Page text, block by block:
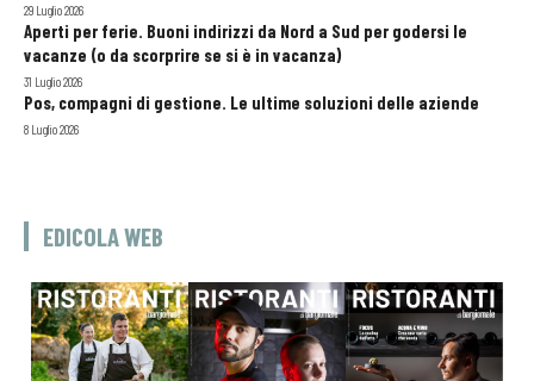
29 Luglio 2026
Aperti per ferie. Buoni indirizzi da Nord a Sud per godersi le
vacanze (o da scorprire se si è in vacanza)
31 Luglio 2026
Pos, compagni di gestione. Le ultime soluzioni delle aziende
8 Luglio 2026
EDICOLA WEB